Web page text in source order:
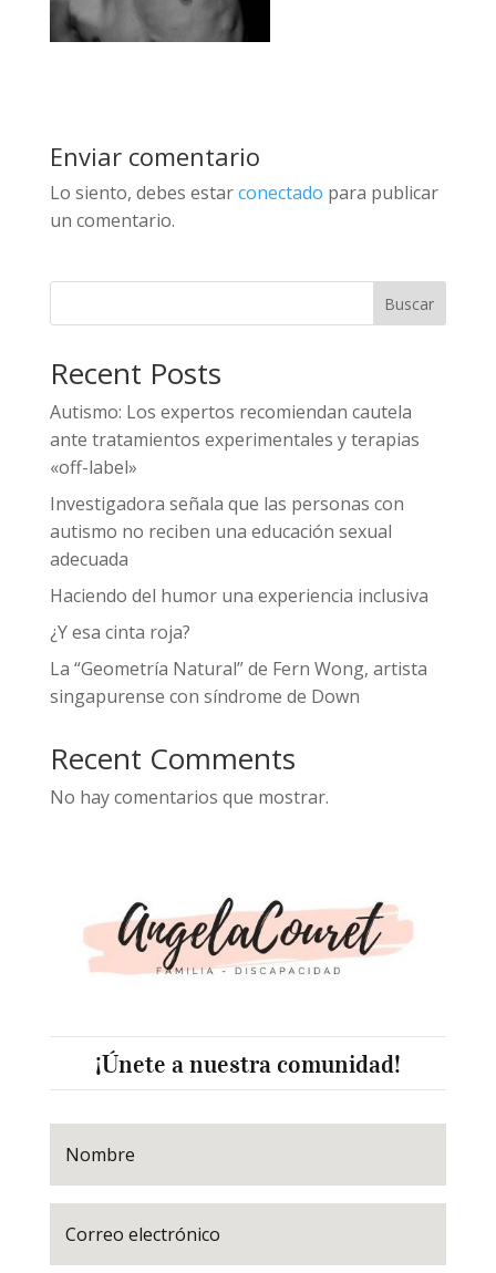
Enviar comentario
Lo siento, debes estarconectado para publicar
un comentario.
Buscar
Recent Posts
Autismo: Los expertos recomiendan cautela
ante tratamientos experimentales y terapias
«off-label»
Investigadora señala que las personas con
autismo no reciben una educación sexual
adecuada
Haciendo del humor una experiencia inclusiva
¿Y esa cinta roja?
La “Geometría Natural” de Fern Wong, artista
singapurense con síndrome de Down
Recent Comments
No hay comentarios que mostrar.
¡Únete a nuestra comunidad!